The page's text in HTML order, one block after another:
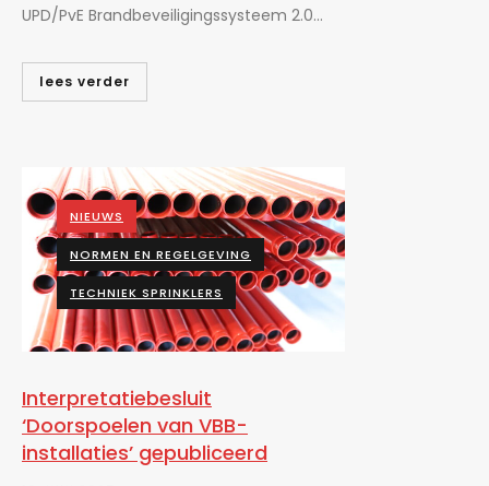
UPD/PvE Brandbeveiligingssysteem 2.0...
lees verder
NIEUWS
NORMEN EN REGELGEVING
TECHNIEK SPRINKLERS
Interpretatiebesluit
‘Doorspoelen van VBB-
installaties’ gepubliceerd